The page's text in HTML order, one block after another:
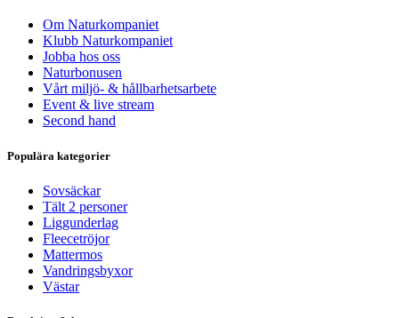
Om Naturkompaniet
Klubb Naturkompaniet
Jobba hos oss
Naturbonusen
Vårt miljö- & hållbarhetsarbete
Event & live stream
Second hand
Populära kategorier
Sovsäckar
Tält 2 personer
Liggunderlag
Fleecetröjor
Mattermos
Vandringsbyxor
Västar